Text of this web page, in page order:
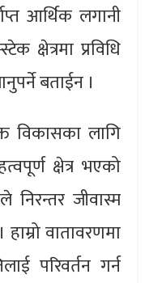
आर्थिक लगानी
क्षेत्रमा प्रविधि
बताईन ।
विकासका लागि
क्षेत्र भएको
निरन्तर जीवास्म
वातावरणमा
परिवर्तन गर्न